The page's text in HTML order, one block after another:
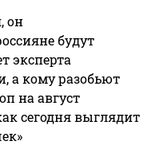
он
будут
эксперта
а кому разобьют
на август
сегодня выглядит